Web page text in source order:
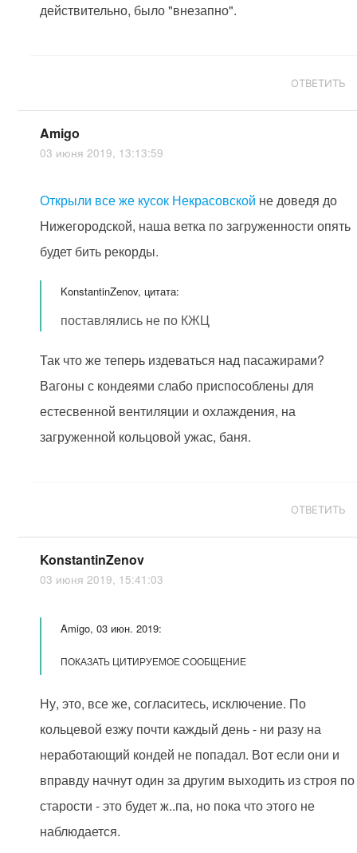
действительно, было "внезапно".
ОТВЕТИТЬ
Amigo
03 июня 2019, 13:13:59
Открыли все же кусок Некрасовской не доведя до
Нижегородской, наша ветка по загруженности опять
будет бить рекорды.
KonstantinZenov, цитата:
поставлялись не по КЖЦ
Так что же теперь издеваться над пасажирами?
Вагоны с кондеями слабо приспособлены для
естесвенной вентиляции и охлаждения, на
загруженной кольцовой ужас, баня.
ОТВЕТИТЬ
KonstantinZenov
03 июня 2019, 15:41:03
Amigo, 03 июн. 2019:
ПОКАЗАТЬ ЦИТИРУЕМОЕ СООБЩЕНИЕ
Ну, это, все же, согласитесь, исключение. По
кольцевой езжу почти каждый день - ни разу на
неработающий кондей не попадал. Вот если они и
вправду начнут один за другим выходить из строя по
старости - это будет ж..па, но пока что этого не
наблюдается.